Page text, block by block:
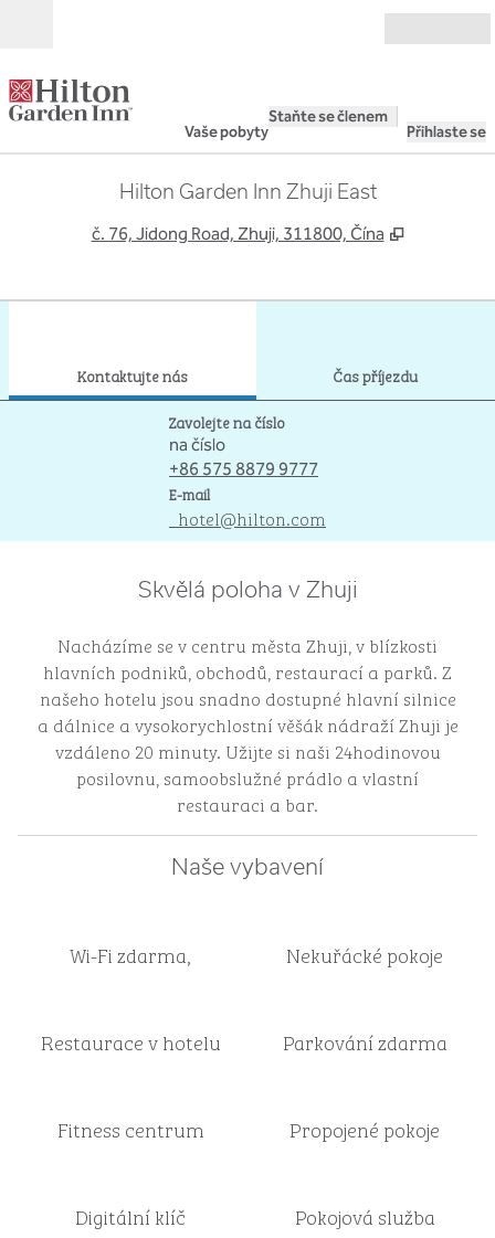
Vaše pobyty
Staňte se členem
Přihlaste se
Hilton Garden Inn Zhuji East
č. 76, Jidong Road, Zhuji, 311800, Čína ,
Kontaktujte nás
Čas příjezdu
Zavolejte na číslo
Volejte
na číslo
+86 575 8879 9777
E-mail
E-mailHGHZJ
_hotel@hilton.com
Skvělá poloha v Zhuji
Nacházíme se v centru města Zhuji, v blízkosti
hlavních podniků, obchodů, restaurací a parků. Z
našeho hotelu jsou snadno dostupné hlavní silnice
a dálnice a vysokorychlostní věšák nádraží Zhuji je
vzdáleno 20 minuty. Užijte si naši 24hodinovou
posilovnu, samoobslužné prádlo a vlastní
restauraci a bar.
Naše vybavení
Wi-Fi zdarma, Nekuřácké pokoje
Restaurace v hotelu Parkování zdarma
Fitness centrum Propojené pokoje
Digitální klíč Pokojová služba